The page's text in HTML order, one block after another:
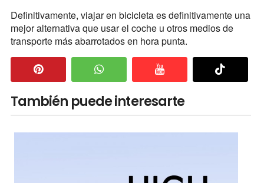
Definitivamente, viajar en bicicleta es definitivamente una
mejor alternativa que usar el coche u otros medios de
transporte más abarrotados en hora punta.
También puede interesarte